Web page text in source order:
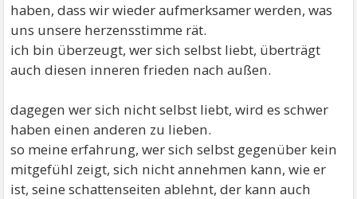
haben, dass wir wieder aufmerksamer werden, was
uns unsere herzensstimme rät.
ich bin überzeugt, wer sich selbst liebt, überträgt
auch diesen inneren frieden nach außen.
dagegen wer sich nicht selbst liebt, wird es schwer
haben einen anderen zu lieben.
so meine erfahrung, wer sich selbst gegenüber kein
mitgefühl zeigt, sich nicht annehmen kann, wie er
ist, seine schattenseiten ablehnt, der kann auch